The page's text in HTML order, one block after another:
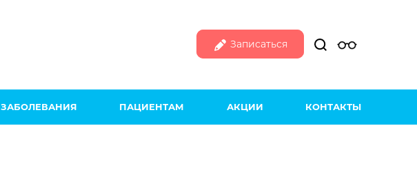
Записаться
ЗАБОЛЕВАНИЯ ПАЦИЕНТАМ АКЦИИ КОНТАКТЫ